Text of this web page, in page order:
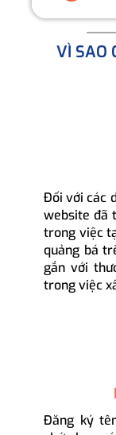
VÌ SAO
Đối với các
website đã
trong việc
quảng bá
gắn với
trong việc
Đăng ký